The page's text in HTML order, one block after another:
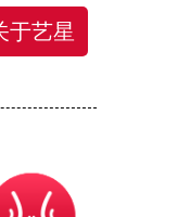
于艺星